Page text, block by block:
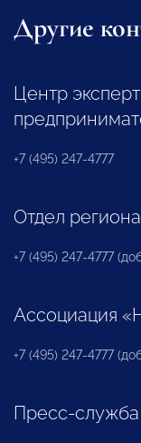
Другие
Центр
+7 (495) 247-4777
Отдел
+7 (495) 247-4777
Ассоциация
+7 (495) 247-4777
Пресс-служба